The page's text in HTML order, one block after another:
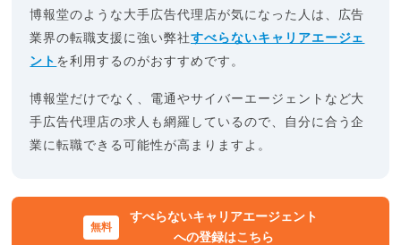
博報堂のような大手広告代理店が気になった人は、広告
業界の転職支援に強い弊社すべらないキャリアエージェ
ント を利用するのがおすすめです。
博報堂だけでなく、電通やサイバーエージェントなど大
手広告代理店の求人も網羅しているので、自分に合う企
業に転職できる可能性が高まりますよ。
すべらないキャリアエージェント
への登録はこちら